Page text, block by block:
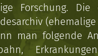
Forschung. Die
(ehemalige
man folgende